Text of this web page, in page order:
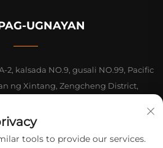
UGNAYAN
2, kalsada NO.9, gusali NO.99, Pacific
ng Xintang, Zengcheng District,
tools to provide our services.